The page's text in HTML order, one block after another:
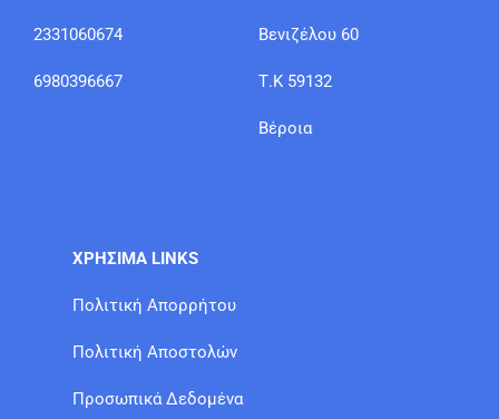
2331060674
6980396667
Βενιζέλου 60
Τ.Κ 59132
Βέροια
ΧΡΗΣΙΜΑ LINKS
Πολιτική Απορρήτου
Πολιτική Αποστολών
Προσωπικά Δεδομένα